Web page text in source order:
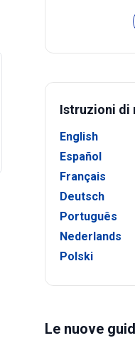
Istruzioni di
English
Español
Français
Deutsch
Português
Nederlands
Polski
Le nuove